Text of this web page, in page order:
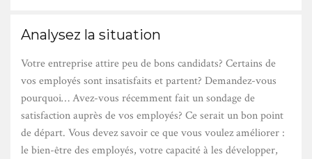
Analysez la situation
Votre entreprise attire peu de bons candidats? Certains de
vos employés sont insatisfaits et partent? Demandez-vous
pourquoi… Avez-vous récemment fait un sondage de
satisfaction auprès de vos employés? Ce serait un bon point
de départ. Vous devez savoir ce que vous voulez améliorer :
le bien-être des employés, votre capacité à les développer,